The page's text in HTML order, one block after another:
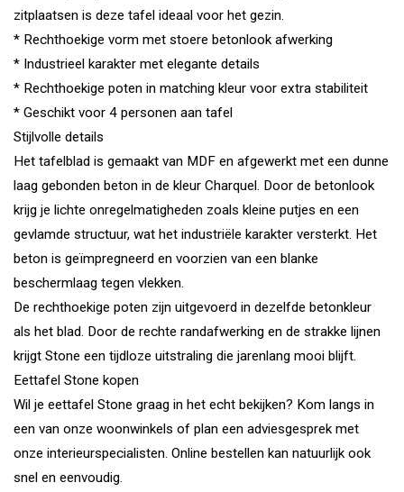
zitplaatsen is deze tafel ideaal voor het gezin.
* Rechthoekige vorm met stoere betonlook afwerking
* Industrieel karakter met elegante details
* Rechthoekige poten in matching kleur voor extra stabiliteit
* Geschikt voor 4 personen aan tafel
Stijlvolle details
Het tafelblad is gemaakt van MDF en afgewerkt met een dunne
laag gebonden beton in de kleur Charquel. Door de betonlook
krijg je lichte onregelmatigheden zoals kleine putjes en een
gevlamde structuur, wat het industriële karakter versterkt. Het
beton is geïmpregneerd en voorzien van een blanke
beschermlaag tegen vlekken.
De rechthoekige poten zijn uitgevoerd in dezelfde betonkleur
als het blad. Door de rechte randafwerking en de strakke lijnen
krijgt Stone een tijdloze uitstraling die jarenlang mooi blijft.
Eettafel Stone kopen
Wil je eettafel Stone graag in het echt bekijken? Kom langs in
een van onze woonwinkels of plan een adviesgesprek met
onze interieurspecialisten. Online bestellen kan natuurlijk ook
snel en eenvoudig.